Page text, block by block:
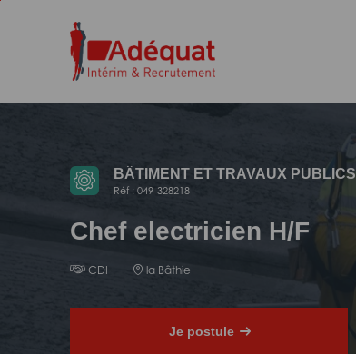
navigation
BÂTIMENT ET TRAVAUX PUBLICS
Réf : 049-328218
Chef electricien H/F
CDI la Bâthie
Je postule